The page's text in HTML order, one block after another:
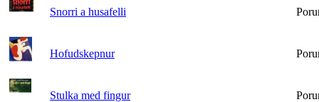
Snorri a husafelli
Hofudskepnur
Stulka med fingur